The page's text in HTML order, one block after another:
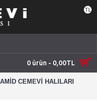
TL
0 ürün - 0,00TL
CEMEVİ HALILARI